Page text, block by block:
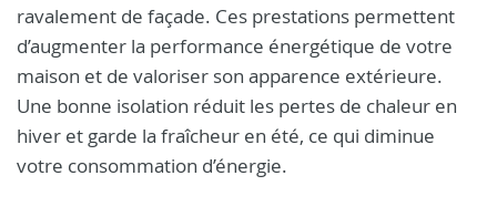
ravalement de façade. Ces prestations permettent
d’augmenter la performance énergétique de votre
maison et de valoriser son apparence extérieure.
Une bonne isolation réduit les pertes de chaleur en
hiver et garde la fraîcheur en été, ce qui diminue
votre consommation d’énergie.